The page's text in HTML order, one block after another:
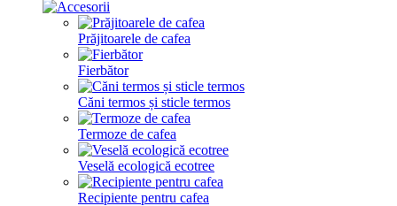
Prăjitoarele de cafea
Fierbător
Căni termos și sticle termos
Termoze de cafea
Veselă ecologică ecotree
Recipiente pentru cafea